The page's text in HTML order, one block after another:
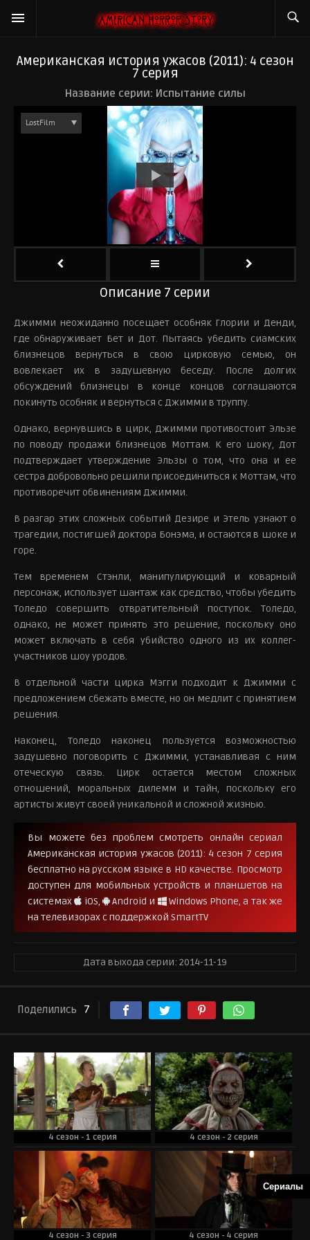
Американская история ужасов (2011): 4 сезон
7 серия
Название серии: Испытание силы
Описание 7 серии
Джимми неожиданно посещает особняк Глории и Денди,
где обнаруживает Бет и Дот. Пытаясь убедить сиамских
близнецов вернуться в свою цирковую семью, он
вовлекает их в задушевную беседу. После долгих
обсуждений близнецы в конце концов соглашаются
покинуть особняк и вернуться с Джимми в труппу.
Однако, вернувшись в цирк, Джимми противостоит Эльзе
по поводу продажи близнецов Моттам. К его шоку, Дот
подтверждает утверждение Эльзы о том, что она и ее
сестра добровольно решили присоединиться к Моттам, что
противоречит обвинениям Джимми.
В разгар этих сложных событий Дезире и Этель узнают о
трагедии, постигшей доктора Бонэма, и остаются в шоке и
горе.
Тем временем Стэнли, манипулирующий и коварный
персонаж, использует шантаж как средство, чтобы убедить
Толедо совершить отвратительный поступок. Толедо,
однако, не может принять это решение, поскольку оно
может включать в себя убийство одного из их коллег-
участников шоу уродов.
В отдельной части цирка Мэгги подходит к Джимми с
предложением сбежать вместе, но он медлит с принятием
решения.
Наконец, Толедо наконец пользуется возможностью
задушевно поговорить с Джимми, устанавливая с ним
отеческую связь. Цирк остается местом сложных
отношений, моральных дилемм и тайн, поскольку его
артисты живут своей уникальной и сложной жизнью.
Вы можете без проблем смотреть онлайн сериал
Американская история ужасов (2011): 4 сезон 7 серия
бесплатно на русском языке в HD качестве. Просмотр
доступен для мобильных устройств и планшетов на
системах
iOS, Android и
Windows Phone, а так же
на телевизорах с поддержкой SmartTV
Дата выхода серии: 2014-11-19
Поделились 7
4 сезон - 1 серия 4 сезон - 2 серия
4 сезон - 3 серия 4 сезон - 4 серия
Сериалы